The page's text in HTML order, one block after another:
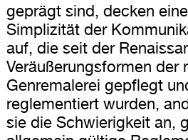
geprägt sind, decken
Simplizität der
auf, die seit der
Veräußerungsformen der
Genremalerei gepflegt
reglementiert wurden,
sie die Schwierigkeit an,